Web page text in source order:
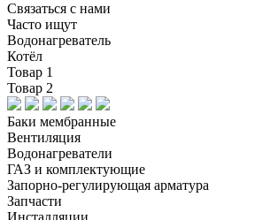
Связаться с нами
Часто ищут
Водонагреватель
Котёл
Товар 1
Товар 2
Баки мембранные
Вентиляция
Водонагреватели
ГАЗ и комплектующие
Запорно-регулирующая арматура
Запчасти
Инсталляции